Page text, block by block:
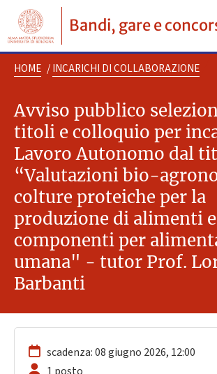
Bandi, gare e
HOME / INCARICHI DI COLLABORAZIONE
Avviso pubblico
titoli e colloquio per
Lavoro Autonomo dal
“Valutazioni bio-
colture proteiche per la
produzione di alimenti
componenti per
umana" - tutor Prof.
Barbanti
scadenza: 08 giugno 2026, 12:00